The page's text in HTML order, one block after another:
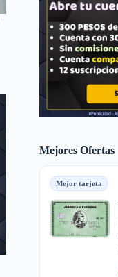
Mejores Ofertas
Mejor tarjeta